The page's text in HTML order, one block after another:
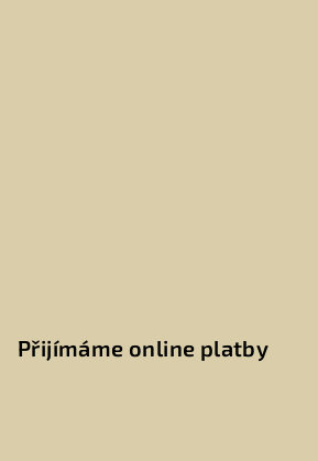
Přijímáme online platby